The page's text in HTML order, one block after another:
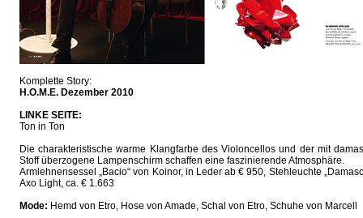
Komplette Story:
H.O.M.E. Dezember 2010
LINKE SEITE:
Ton in Ton
Die charakteristische warme Klangfarbe des Violoncellos und der mit
Stoff überzogene Lampenschirm schaffen eine faszinierende Atmosphäre.
Armlehnensessel „Bacio“ von Koinor, in Leder ab € 950, Stehleuchte
Axo Light, ca. € 1.663
Mode: Hemd von Etro, Hose von Amade, Schal von Etro, Schuhe von Marcell